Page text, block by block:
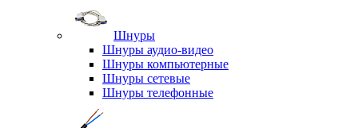
Шнуры
Шнуры аудио-видео
Шнуры компьютерные
Шнуры сетевые
Шнуры телефонные